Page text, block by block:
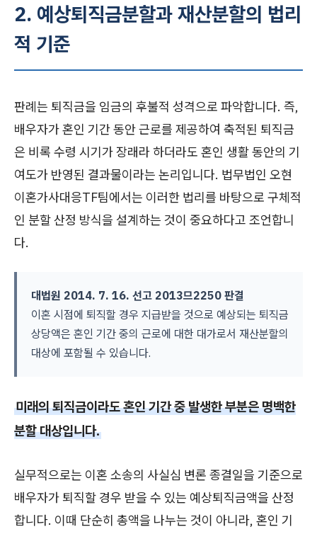
2. 예상퇴직금분할과 재산분할의 법리
적 기준
판례는 퇴직금을 임금의 후불적 성격으로 파악합니다. 즉,
배우자가 혼인 기간 동안 근로를 제공하여 축적된 퇴직금
은 비록 수령 시기가 장래라 하더라도 혼인 생활 동안의 기
여도가 반영된 결과물이라는 논리입니다. 법무법인 오현
이혼가사대응TF팀에서는 이러한 법리를 바탕으로 구체적
인 분할 산정 방식을 설계하는 것이 중요하다고 조언합니
다.
대법원 2014. 7. 16. 선고 2013므2250 판결
이혼 시점에 퇴직할 경우 지급받을 것으로 예상되는 퇴직금
상당액은 혼인 기간 중의 근로에 대한 대가로서 재산분할의
대상에 포함될 수 있습니다.
미래의 퇴직금이라도 혼인 기간 중 발생한 부분은 명백한
분할 대상입니다.
실무적으로는 이혼 소송의 사실심 변론 종결일을 기준으로
배우자가 퇴직할 경우 받을 수 있는 예상퇴직금액을 산정
합니다. 이때 단순히 총액을 나누는 것이 아니라, 혼인 기